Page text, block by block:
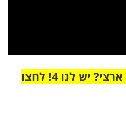
מחוברים רק לקבוצת ווטסאפ אחת מבית מוקד תהילים ארצי? יש לנו 4! לחצו